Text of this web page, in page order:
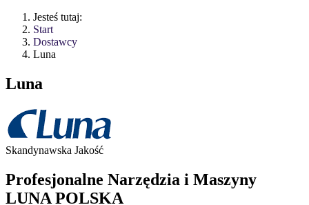
Jesteś tutaj:
Start
Dostawcy
Luna
Luna
Skandynawska Jakość
Profesjonalne Narzędzia i Maszyny
LUNA POLSKA